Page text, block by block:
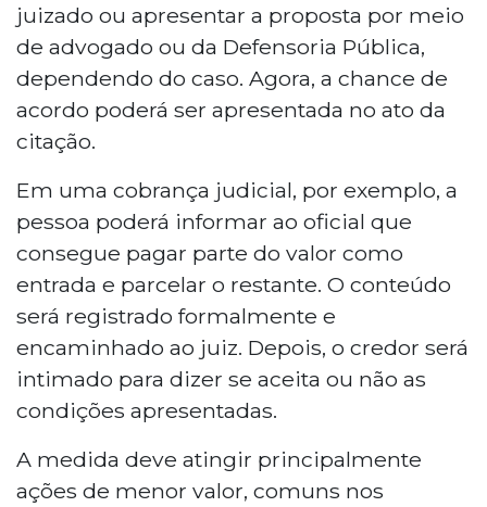
juizado ou apresentar a proposta por meio
de advogado ou da Defensoria Pública,
dependendo do caso. Agora, a chance de
acordo poderá ser apresentada no ato da
citação.
Em uma cobrança judicial, por exemplo, a
pessoa poderá informar ao oficial que
consegue pagar parte do valor como
entrada e parcelar o restante. O conteúdo
será registrado formalmente e
encaminhado ao juiz. Depois, o credor será
intimado para dizer se aceita ou não as
condições apresentadas.
A medida deve atingir principalmente
ações de menor valor, comuns nos